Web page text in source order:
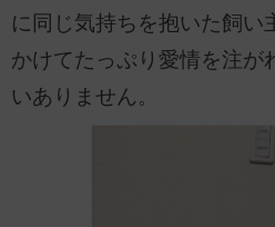
に同じ気持ちを抱いた飼い
かけてたっぷり愛情を注が
いありません。